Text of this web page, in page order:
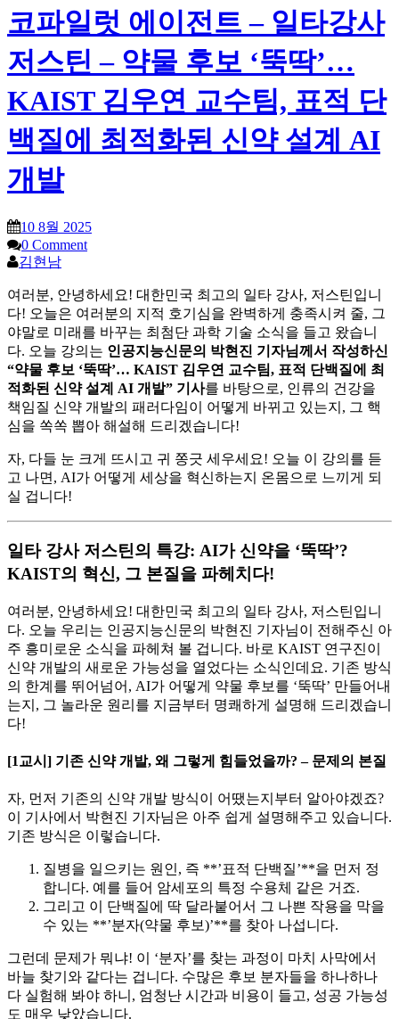
코파일럿 에이전트 – 일타강사
저스틴 – 약물 후보 ‘뚝딱’…
KAIST 김우연 교수팀, 표적 단
백질에 최적화된 신약 설계 AI
개발
10 8월 2025
0 Comment
김현남
여러분, 안녕하세요! 대한민국 최고의 일타 강사, 저스틴입니
다! 오늘은 여러분의 지적 호기심을 완벽하게 충족시켜 줄, 그
야말로 미래를 바꾸는 최첨단 과학 기술 소식을 들고 왔습니
다. 오늘 강의는 인공지능신문의 박현진 기자님께서 작성하신
“약물 후보 ‘뚝딱’… KAIST 김우연 교수팀, 표적 단백질에 최
적화된 신약 설계 AI 개발” 기사를 바탕으로, 인류의 건강을
책임질 신약 개발의 패러다임이 어떻게 바뀌고 있는지, 그 핵
심을 쏙쏙 뽑아 해설해 드리겠습니다!
자, 다들 눈 크게 뜨시고 귀 쫑긋 세우세요! 오늘 이 강의를 듣
고 나면, AI가 어떻게 세상을 혁신하는지 온몸으로 느끼게 되
실 겁니다!
일타 강사 저스틴의 특강: AI가 신약을 ‘뚝딱’?
KAIST의 혁신, 그 본질을 파헤치다!
여러분, 안녕하세요! 대한민국 최고의 일타 강사, 저스틴입니
다. 오늘 우리는 인공지능신문의 박현진 기자님이 전해주신 아
주 흥미로운 소식을 파헤쳐 볼 겁니다. 바로 KAIST 연구진이
신약 개발의 새로운 가능성을 열었다는 소식인데요. 기존 방식
의 한계를 뛰어넘어, AI가 어떻게 약물 후보를 ‘뚝딱’ 만들어내
는지, 그 놀라운 원리를 지금부터 명쾌하게 설명해 드리겠습니
다!
[1교시] 기존 신약 개발, 왜 그렇게 힘들었을까? – 문제의 본질
자, 먼저 기존의 신약 개발 방식이 어땠는지부터 알아야겠죠?
이 기사에서 박현진 기자님은 아주 쉽게 설명해주고 있습니다.
기존 방식은 이렇습니다.
질병을 일으키는 원인, 즉 **’표적 단백질’**을 먼저 정
합니다. 예를 들어 암세포의 특정 수용체 같은 거죠.
그리고 이 단백질에 딱 달라붙어서 그 나쁜 작용을 막을
수 있는 **’분자(약물 후보)’**를 찾아 나섭니다.
그런데 문제가 뭐냐! 이 ‘분자’를 찾는 과정이 마치 사막에서
바늘 찾기와 같다는 겁니다. 수많은 후보 분자들을 하나하나
다 실험해 봐야 하니, 엄청난 시간과 비용이 들고, 성공 가능성
도 매우 낮았습니다.